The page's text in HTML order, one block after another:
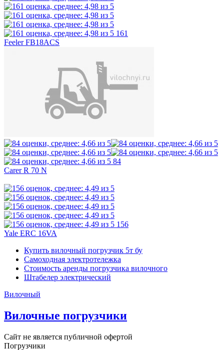
161
Feeler FB18ACS
84
Carer R 70 N
156
Yale ERC 16VA
Купить вилочный погрузчик 5т бу
Самоходная электротележка
Стоимость аренды погрузчика вилочного
Штабелер электрический
Вилочный
Вилочные погрузчики
Сайт не является публичной офертой
Погрузчики